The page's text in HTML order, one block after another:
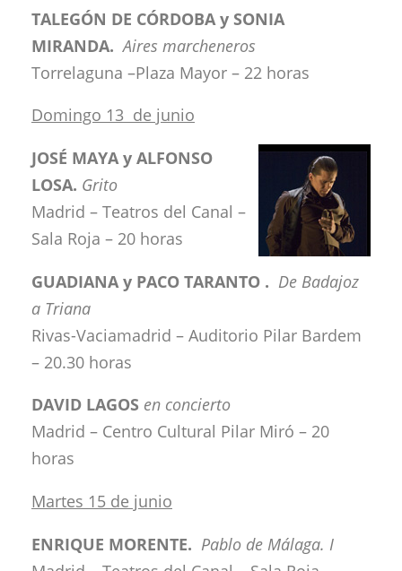
TALEGÓN DE CÓRDOBA y SONIA
MIRANDA.Aires marcheneros
Torrelaguna –Plaza Mayor – 22 horas
Domingo 13 de junio
JOSÉ MAYA y ALFONSO
LOSA. Grito
Madrid – Teatros del Canal –
Sala Roja – 20 horas
GUADIANA y PACO TARANTO . De Badajoz
a Triana
Rivas-Vaciamadrid – Auditorio Pilar Bardem
– 20.30 horas
DAVID LAGOS en concierto
Madrid – Centro Cultural Pilar Miró – 20
horas
Martes 15 de junio
ENRIQUE MORENTE. Pablo de Málaga. I